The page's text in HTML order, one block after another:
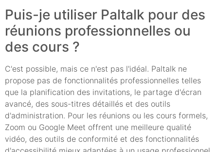
Puis-je utiliser Paltalk pour des
réunions professionnelles ou
des cours ?
C'est possible, mais ce n'est pas l'idéal. Paltalk ne
propose pas de fonctionnalités professionnelles telles
que la planification des invitations, le partage d'écran
avancé, des sous-titres détaillés et des outils
d'administration. Pour les réunions ou les cours formels,
Zoom ou Google Meet offrent une meilleure qualité
vidéo, des outils de conformité et des fonctionnalités